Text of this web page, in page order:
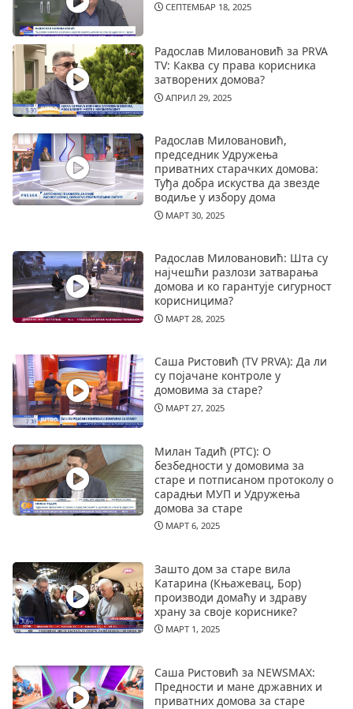
СЕПТЕМБАР 18, 2025
Радослав Миловановић за PRVA
TV: Каква су права корисника
затворених домова?
АПРИЛ 29, 2025
Радослав Миловановић,
председник Удружења
приватних старачких домова:
Туђа добра искуства да звезде
водиље у избору дома
МАРТ 30, 2025
Радослав Миловановић: Шта су
најчешћи разлози затварања
домова и ко гарантује сигурност
корисницима?
МАРТ 28, 2025
Саша Ристовић (TV PRVA): Да ли
су појачане контроле у
домовима за старе?
МАРТ 27, 2025
Милан Тадић (РТС): О
безбедности у домовима за
старе и потписаном протоколу о
сарадњи МУП и Удружења
домова за старе
МАРТ 6, 2025
Зашто дом за старе вила
Катарина (Књажевац, Бор)
производи домаћу и здраву
храну за своје кориснике?
МАРТ 1, 2025
Саша Ристовић за NEWSMAX:
Предности и мане државних и
приватних домова за старе